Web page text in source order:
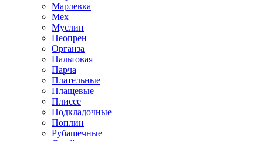
Марлевка
Мех
Муслин
Неопрен
Органза
Пальтовая
Парча
Плательные
Плащевые
Плиссе
Подкладочные
Поплин
Рубашечные